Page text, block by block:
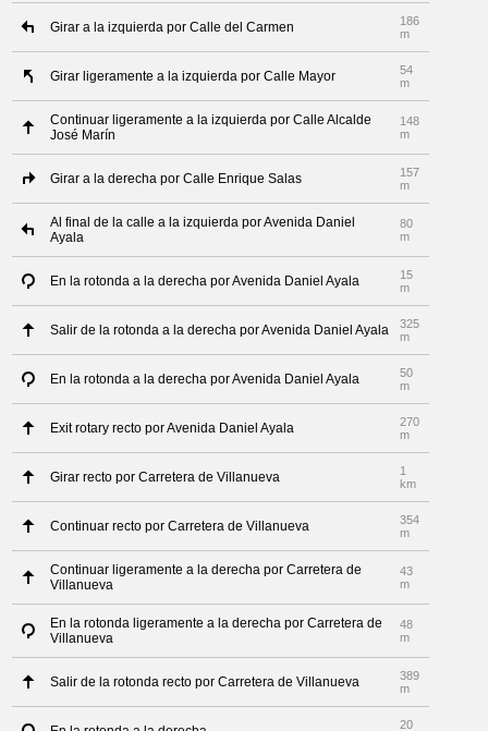
Girar a la izquierda por Calle del Carmen
186
m
Girar ligeramente a la izquierda por Calle Mayor
54
m
Continuar ligeramente a la izquierda por Calle Alcalde
José Marín
148
m
Girar a la derecha por Calle Enrique Salas
157
m
Al final de la calle a la izquierda por Avenida Daniel
Ayala
80
m
En la rotonda a la derecha por Avenida Daniel Ayala
15
m
Salir de la rotonda a la derecha por Avenida Daniel Ayala
325
m
En la rotonda a la derecha por Avenida Daniel Ayala
50
m
Exit rotary recto por Avenida Daniel Ayala
270
m
Girar recto por Carretera de Villanueva
1
km
Continuar recto por Carretera de Villanueva
354
m
Continuar ligeramente a la derecha por Carretera de
Villanueva
43
m
En la rotonda ligeramente a la derecha por Carretera de
Villanueva
48
m
Salir de la rotonda recto por Carretera de Villanueva
389
m
20